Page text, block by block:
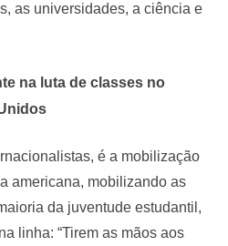
as universidades, a ciência e
na luta de classes no
é a mobilização
americana, mobilizando as
da juventude estudantil,
linha: “Tirem as mãos aos